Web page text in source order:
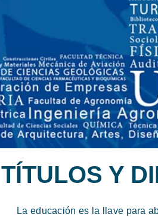
TÍTULOS Y
La educación es la llave para